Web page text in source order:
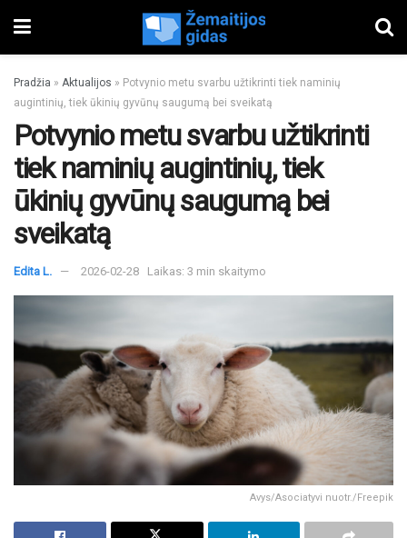
Pradžia » Aktualijos » Potvynio metu svarbu užtikrinti tiek naminių
augintinių, tiek ūkinių gyvūnų saugumą bei sveikatą
Potvynio metu svarbu užtikrinti
tiek naminių augintinių, tiek
ūkinių gyvūnų saugumą bei
sveikatą
Edita L. 2026-02-28 Laikas: 3 min skaitymo
Avys/Asociatyvi nuotr./Freepik